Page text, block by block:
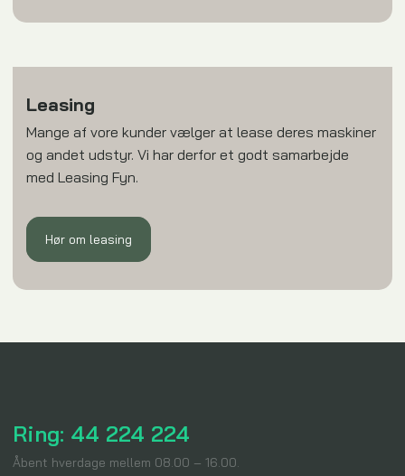
Leasing
Mange af vore kunder vælger at lease deres maskiner
og andet udstyr. Vi har derfor et godt samarbejde
med Leasing Fyn.​
Hør om leasing
Ring: 44 224 224
​Åbent hverdage mellem 08.00 – 16.00.